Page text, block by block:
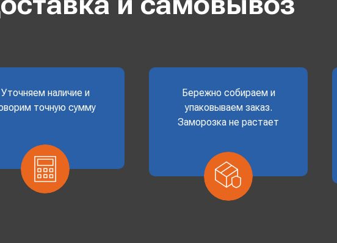
Уточняем наличие и
точную сумму
Бережно собираем и
упаковываем заказ.
Заморозка не растает